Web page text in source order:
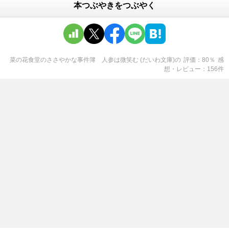
本つぶやきをつぶやく
菜の花食堂のささやかな事件簿 人参は微笑む (だいわ文庫)の 評価 80 ％ 感
想・レビュー
156件